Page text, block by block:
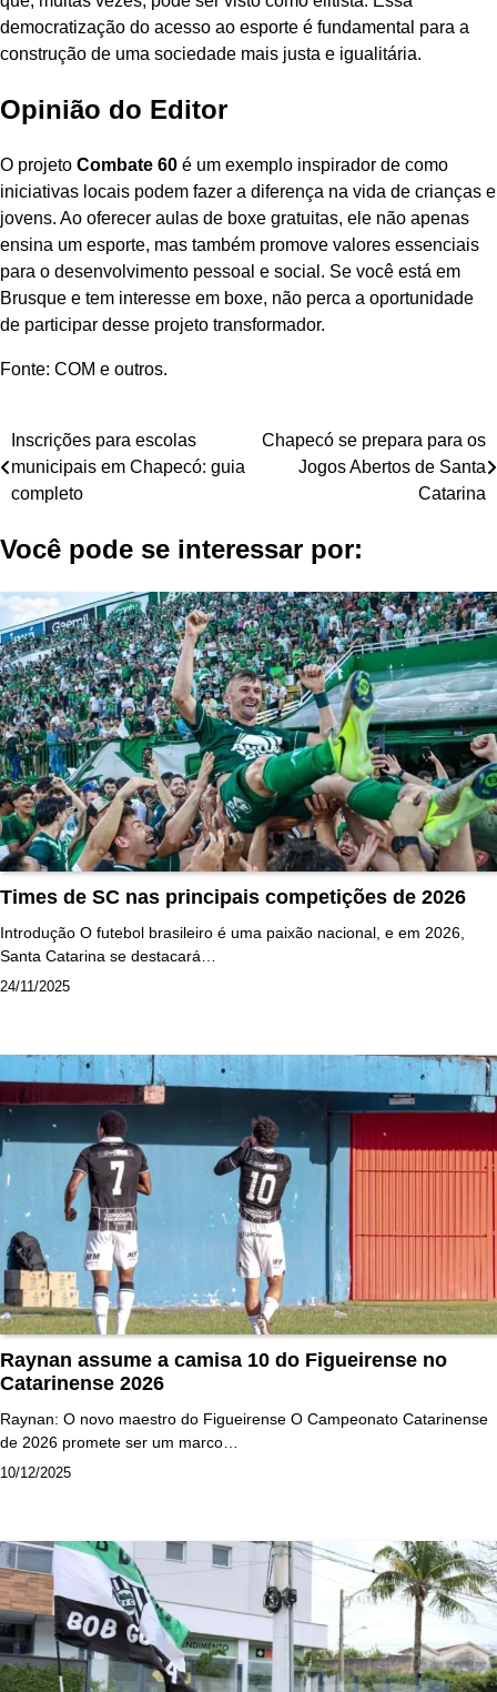
democratização do acesso ao esporte é fundamental para a
construção de uma sociedade mais justa e igualitária.
Opinião do Editor
O projeto Combate 60 é um exemplo inspirador de como
iniciativas locais podem fazer a diferença na vida de crianças e
jovens. Ao oferecer aulas de boxe gratuitas, ele não apenas
ensina um esporte, mas também promove valores essenciais
para o desenvolvimento pessoal e social. Se você está em
Brusque e tem interesse em boxe, não perca a oportunidade
de participar desse projeto transformador.
Fonte: COM e outros.
Navegação
de
Inscrições para escolas
municipais em Chapecó: guia
completo
Chapecó se prepara para os
Jogos Abertos de Santa
Catarina
Você pode se interessar por:
Times de SC nas principais competições de 2026
Introdução O futebol brasileiro é uma paixão nacional, e em 2026,
Santa Catarina se destacará…
24/11/2025
Raynan assume a camisa 10 do Figueirense no
Catarinense 2026
Raynan: O novo maestro do Figueirense O Campeonato Catarinense
de 2026 promete ser um marco…
10/12/2025